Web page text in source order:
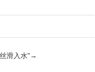
滑入水”→